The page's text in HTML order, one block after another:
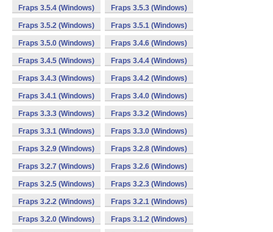
Fraps 3.5.4 (Windows) Fraps 3.5.3 (Windows)
Fraps 3.5.2 (Windows) Fraps 3.5.1 (Windows)
Fraps 3.5.0 (Windows) Fraps 3.4.6 (Windows)
Fraps 3.4.5 (Windows) Fraps 3.4.4 (Windows)
Fraps 3.4.3 (Windows) Fraps 3.4.2 (Windows)
Fraps 3.4.1 (Windows) Fraps 3.4.0 (Windows)
Fraps 3.3.3 (Windows) Fraps 3.3.2 (Windows)
Fraps 3.3.1 (Windows) Fraps 3.3.0 (Windows)
Fraps 3.2.9 (Windows) Fraps 3.2.8 (Windows)
Fraps 3.2.7 (Windows) Fraps 3.2.6 (Windows)
Fraps 3.2.5 (Windows) Fraps 3.2.3 (Windows)
Fraps 3.2.2 (Windows) Fraps 3.2.1 (Windows)
Fraps 3.2.0 (Windows) Fraps 3.1.2 (Windows)